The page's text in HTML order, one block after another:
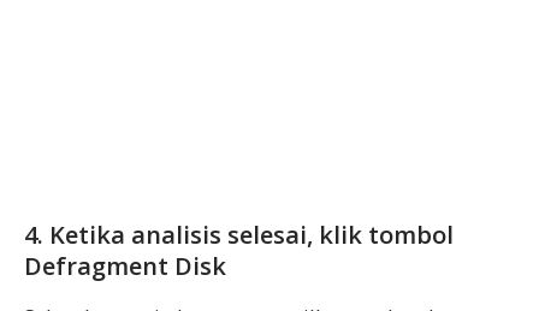
4. Ketika analisis selesai, klik tombol
Defragment Disk